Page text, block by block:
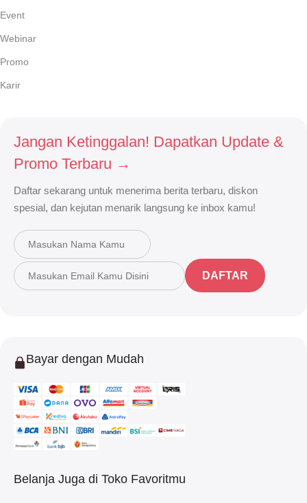
Event
Webinar
Promo
Karir
Jangan Ketinggalan! Dapatkan Update &
Promo Terbaru →
Daftar sekarang untuk menerima berita terbaru, diskon
spesial, dan kejutan menarik langsung ke inbox kamu!
DAFTAR
Bayar dengan Mudah
Belanja Juga di Toko Favoritmu